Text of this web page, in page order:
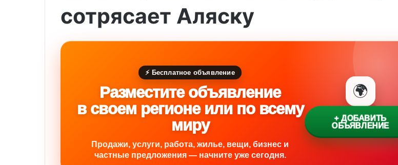
сотрясает Аляску
⚡ Бесплатное объявление
Разместите объявление
в своем регионе или по всему
миру
Продажи, услуги, работа, жилье, вещи, бизнес и
частные предложения — начните уже сегодня.
🌍
+ ДОБАВИТЬ
ОБЪЯВЛЕНИЕ